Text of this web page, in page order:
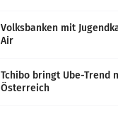
Volksbanken mit
Air
Tchibo bringt Ube-Trend
Österreich